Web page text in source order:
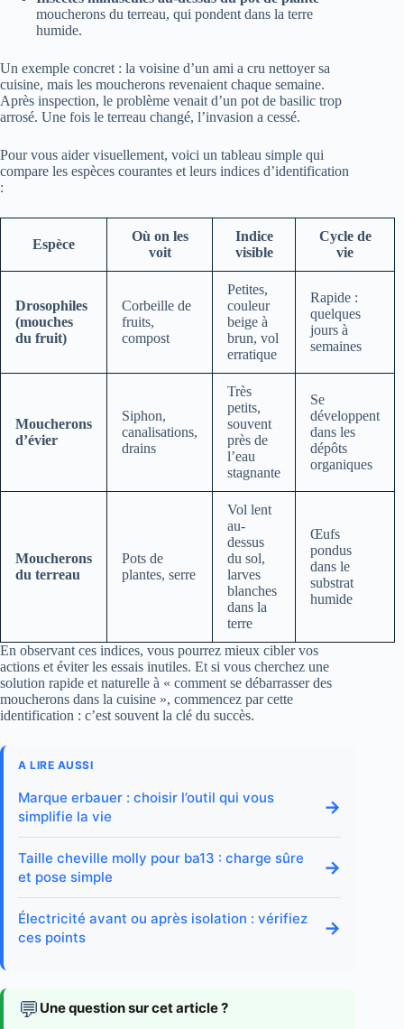
moucherons du terreau, qui pondent dans la terre
humide.
Un exemple concret : la voisine d’un ami a cru nettoyer sa
cuisine, mais les moucherons revenaient chaque semaine.
Après inspection, le problème venait d’un pot de basilic trop
arrosé. Une fois le terreau changé, l’invasion a cessé.
Pour vous aider visuellement, voici un tableau simple qui
compare les espèces courantes et leurs indices d’identification
:
Espèce
Où on les
voit
Indice
visible
Cycle de
vie
Drosophiles
(mouches
du fruit)
Corbeille de
fruits,
compost
Petites,
couleur
beige à
brun, vol
erratique
Rapide :
quelques
jours à
semaines
Moucherons
d’évier
Siphon,
canalisations,
drains
Très
petits,
souvent
près de
l’eau
stagnante
Se
développent
dans les
dépôts
organiques
Moucherons
du terreau
Pots de
plantes, serre
Vol lent
au-
dessus
du sol,
larves
blanches
dans la
terre
Œufs
pondus
dans le
substrat
humide
En observant ces indices, vous pourrez mieux cibler vos
actions et éviter les essais inutiles. Et si vous cherchez une
solution rapide et naturelle à « comment se débarrasser des
moucherons dans la cuisine », commencez par cette
identification : c’est souvent la clé du succès.
A LIRE AUSSI
Marque erbauer : choisir l’outil qui vous
simplifie la vie
→
Taille cheville molly pour ba13 : charge sûre
et pose simple
→
Électricité avant ou après isolation : vérifiez
ces points
→
💬 Une question sur cet article ?